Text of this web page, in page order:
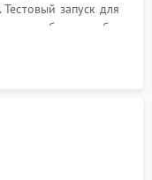
запуск для
или сбоев в работе